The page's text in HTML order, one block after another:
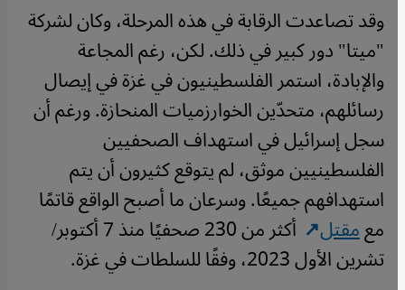
وقد تصاعدت الرقابة في هذه المرحلة، وكان لشركة
"ميتا" دور كبير في ذلك. لكن، رغم المجاعة
والإبادة، استمر الفلسطينيون في غزة في إيصال
رسائلهم، متحدّين الخوارزميات المنحازة. ورغم أن
سجل إسرائيل في استهداف الصحفيين
الفلسطينيين موثق، لم يتوقع كثيرون أن يتم
استهدافهم جميعًا. وسرعان ما أصبح الواقع قاتمًا
معمقتل أكثر من 230 صحفيًا منذ 7 أكتوبر/
تشرين الأول 2023، وفقًا للسلطات في غزة.